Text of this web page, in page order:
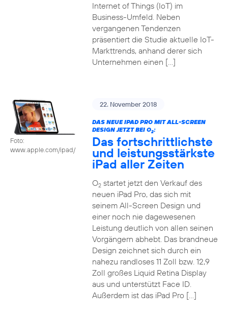
Internet of Things (IoT) im
Business-Umfeld. Neben
vergangenen Tendenzen
präsentiert die Studie aktuelle IoT-
Markttrends, anhand derer sich
Unternehmen einen […]
Foto:
www.apple.com/ipad/
22. November 2018
DAS NEUE IPAD PRO MIT ALL-SCREEN
DESIGN JETZT BEI O2:
Das fortschrittlichste
und leistungsstärkste
iPad aller Zeiten
O2startet jetzt den Verkauf des
neuen iPad Pro, das sich mit
seinem All-Screen Design und
einer noch nie dagewesenen
Leistung deutlich von allen seinen
Vorgängern abhebt. Das brandneue
Design zeichnet sich durch ein
nahezu randloses 11 Zoll bzw. 12,9
Zoll großes Liquid Retina Display
aus und unterstützt Face ID.
Außerdem ist das iPad Pro […]